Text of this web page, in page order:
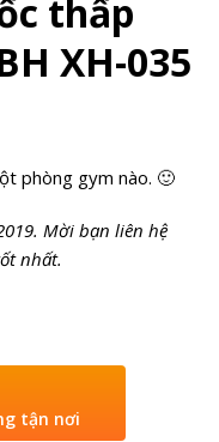
thấp
XH-035
phòng gym nào. 🙂
Mời bạn liên hệ
nhất.
tận nơi